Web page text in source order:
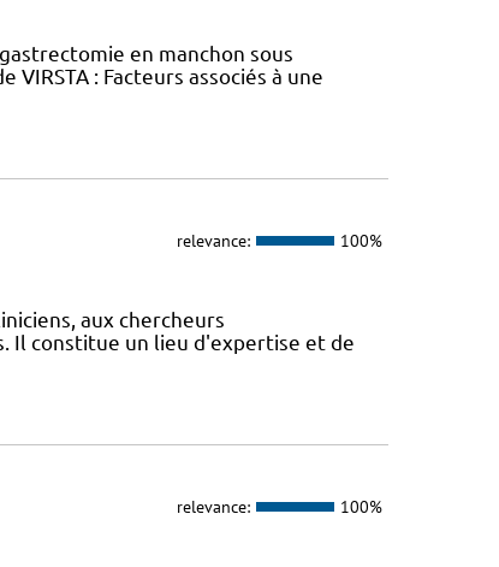
en manchon sous
: Facteurs associés à une
relevance: 100%
aux chercheurs
Il constitue un lieu d'expertise et de
relevance: 100%